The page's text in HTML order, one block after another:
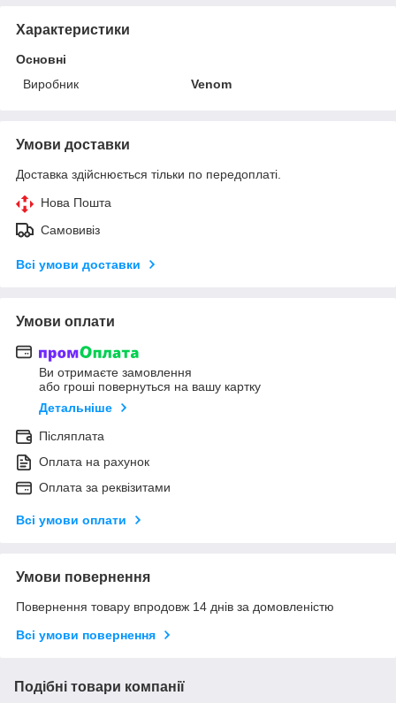
Характеристики
Основні
Виробник
Venom
Умови доставки
Доставка здійснюється тільки по передоплаті.
Нова Пошта
Самовивіз
Всі умови доставки
Умови оплати
Ви отримаєте замовлення
або гроші повернуться на вашу картку
Детальніше
Післяплата
Оплата на рахунок
Оплата за реквізитами
Всі умови оплати
Умови повернення
Повернення товару впродовж 14 днів за домовленістю
Всі умови повернення
Подібні товари компанії